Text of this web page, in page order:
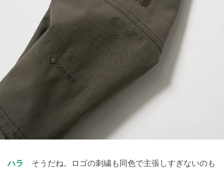
ハラ
そうだね。ロゴの刺繍も同色で主張しすぎないのも